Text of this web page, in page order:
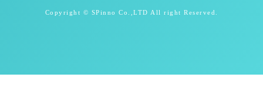
Copyright © SPinno Co.,LTD All right Reserved.